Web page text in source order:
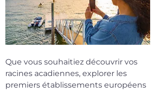
Que vous souhaitiez découvrir vos
racines acadiennes, explorer les
premiers établissements européens